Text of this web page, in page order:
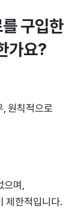
구입한
가요?
원칙적으로
으며,
제한적입니다.